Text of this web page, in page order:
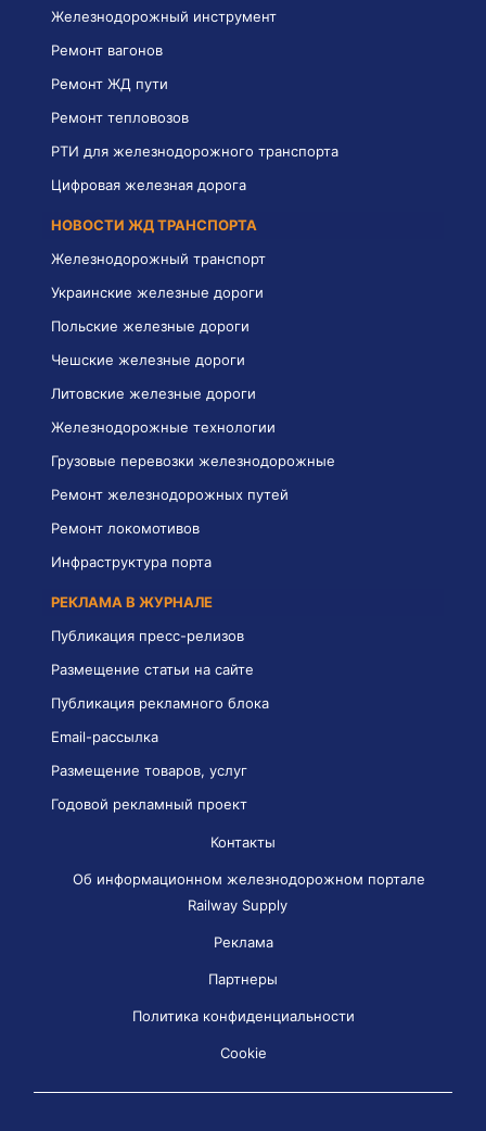
Железнодорожный инструмент
Ремонт вагонов
Ремонт ЖД пути
Ремонт тепловозов
РТИ для железнодорожного транспорта
Цифровая железная дорога
НОВОСТИ ЖД ТРАНСПОРТА
Железнодорожный транспорт
Украинские железные дороги
Польские железные дороги
Чешские железные дороги
Литовские железные дороги
Железнодорожные технологии
Грузовые перевозки железнодорожные
Ремонт железнодорожных путей
Ремонт локомотивов
Инфраструктура порта
РЕКЛАМА В ЖУРНАЛЕ
Публикация пресс-релизов
Размещение статьи на сайте
Публикация рекламного блока
Email-рассылка
Размещение товаров, услуг
Годовой рекламный проект
Контакты
Об информационном железнодорожном портале
Railway Supply
Реклама
Партнеры
Политика конфиденциальности
Cookie